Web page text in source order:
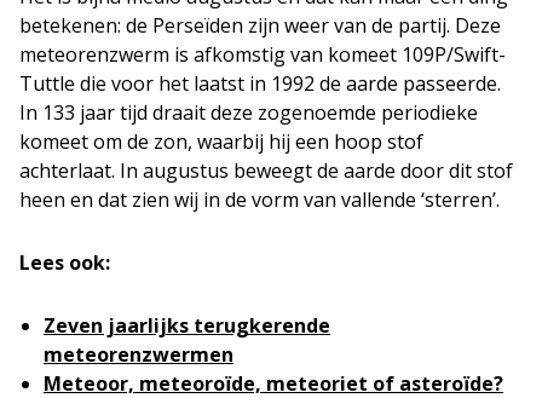
betekenen: de Perseïden zijn weer van de partij. Deze
meteorenzwerm is afkomstig van komeet 109P/Swift-
Tuttle die voor het laatst in 1992 de aarde passeerde.
In 133 jaar tijd draait deze zogenoemde periodieke
komeet om de zon, waarbij hij een hoop stof
achterlaat. In augustus beweegt de aarde door dit stof
heen en dat zien wij in de vorm van vallende ‘sterren’.
Lees ook:
Zeven jaarlijks terugkerende
meteorenzwermen
Meteoor, meteoroïde, meteoriet of asteroïde?